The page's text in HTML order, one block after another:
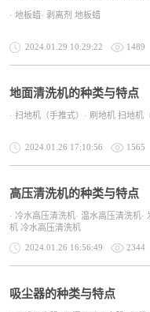
· 地板蜡· 剥离剂
2024.01.29 10:29:22 1489
地面清洗机的种类与特点
· 扫地机（手推式）· 刷地
2024.01.26 17:10:56 1565
高压清洗机的种类与特点
· 冷水高压清洗机· 温水高压清洗机
机 冷水高压清洗机
2024.01.26 16:56:49 2344
吸尘器的种类与特点